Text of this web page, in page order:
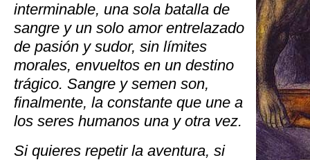
interminable, una sola batalla de
sangre y un solo amor entrelazado
de pasión y sudor, sin límites
morales, envueltos en un destino
trágico. Sangre y semen son,
finalmente, la constante que une a
los seres humanos una y otra vez.
Si quieres repetir la aventura, si